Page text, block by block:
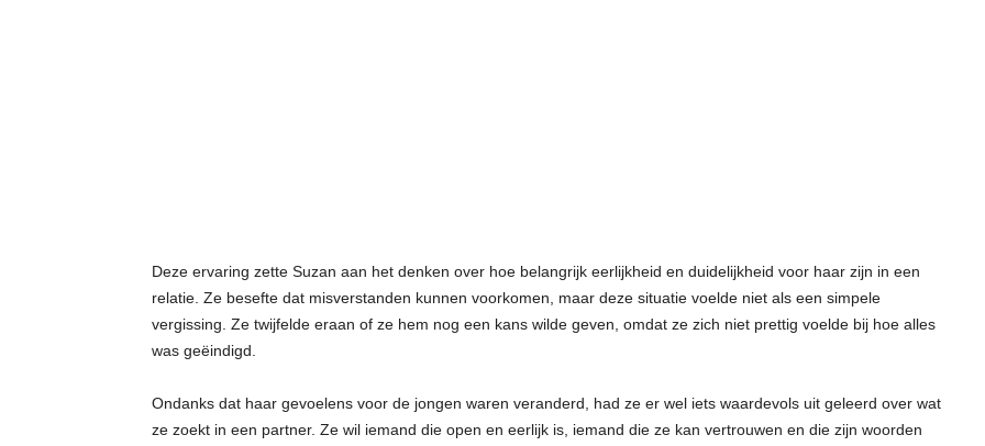
Deze ervaring zette Suzan aan het denken over hoe belangrijk eerlijkheid en duidelijkheid voor haar zijn in een
relatie. Ze besefte dat misverstanden kunnen voorkomen, maar deze situatie voelde niet als een simpele
vergissing. Ze twijfelde eraan of ze hem nog een kans wilde geven, omdat ze zich niet prettig voelde bij hoe alles
was geëindigd.
Ondanks dat haar gevoelens voor de jongen waren veranderd, had ze er wel iets waardevols uit geleerd over wat
ze zoekt in een partner. Ze wil iemand die open en eerlijk is, iemand die ze kan vertrouwen en die zijn woorden